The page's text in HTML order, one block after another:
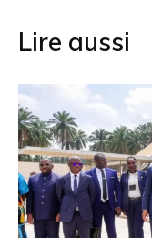
Lire aussi